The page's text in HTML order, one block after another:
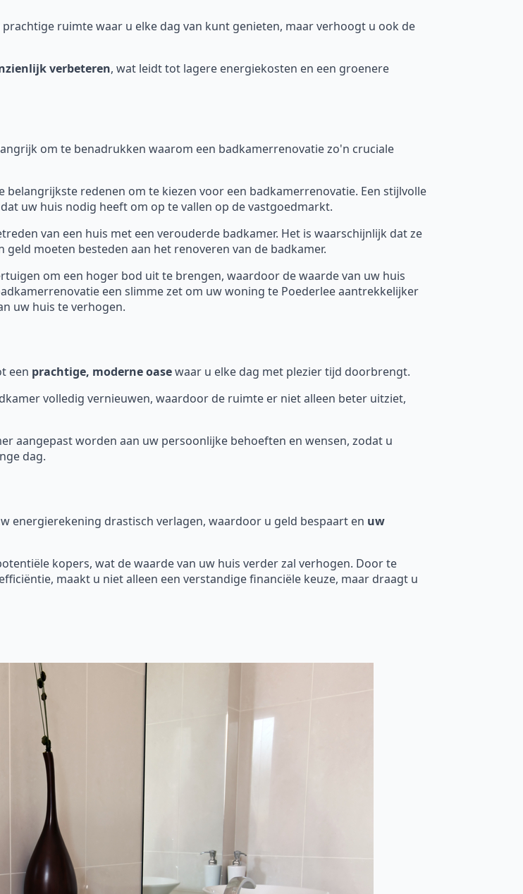
ruimte waar u elke dag van kunt genieten, maar verhoogt u ook de
verbeteren, wat leidt tot lagere energiekosten en een groenere
om te benadrukken waarom een badkamerrenovatie zo'n cruciale
belangrijkste redenen om te kiezen voor een badkamerrenovatie. Een stijlvolle
uw huis nodig heeft om op te vallen op de vastgoedmarkt.
van een huis met een verouderde badkamer. Het is waarschijnlijk dat ze
moeten besteden aan het renoveren van de badkamer.
om een hoger bod uit te brengen, waardoor de waarde van uw huis
een slimme zet om uw woning te Poederlee aantrekkelijker
uw huis te verhogen.
een prachtige, moderne oasewaar u elke dag met plezier tijd doorbrengt.
volledig vernieuwen, waardoor de ruimte er niet alleen beter uitziet,
aangepast worden aan uw persoonlijke behoeften en wensen, zodat u
dag.
energierekening drastisch verlagen, waardoor u geld bespaart en uw
kopers, wat de waarde van uw huis verder zal verhogen. Door te
maakt u niet alleen een verstandige financiële keuze, maar draagt u